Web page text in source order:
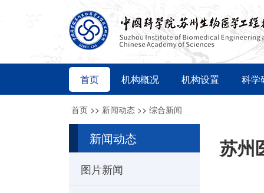
首页 机构概况 机构设置 科学
首页 >> 新闻动态 >> 综合新闻
新闻动态
图片新闻
苏州